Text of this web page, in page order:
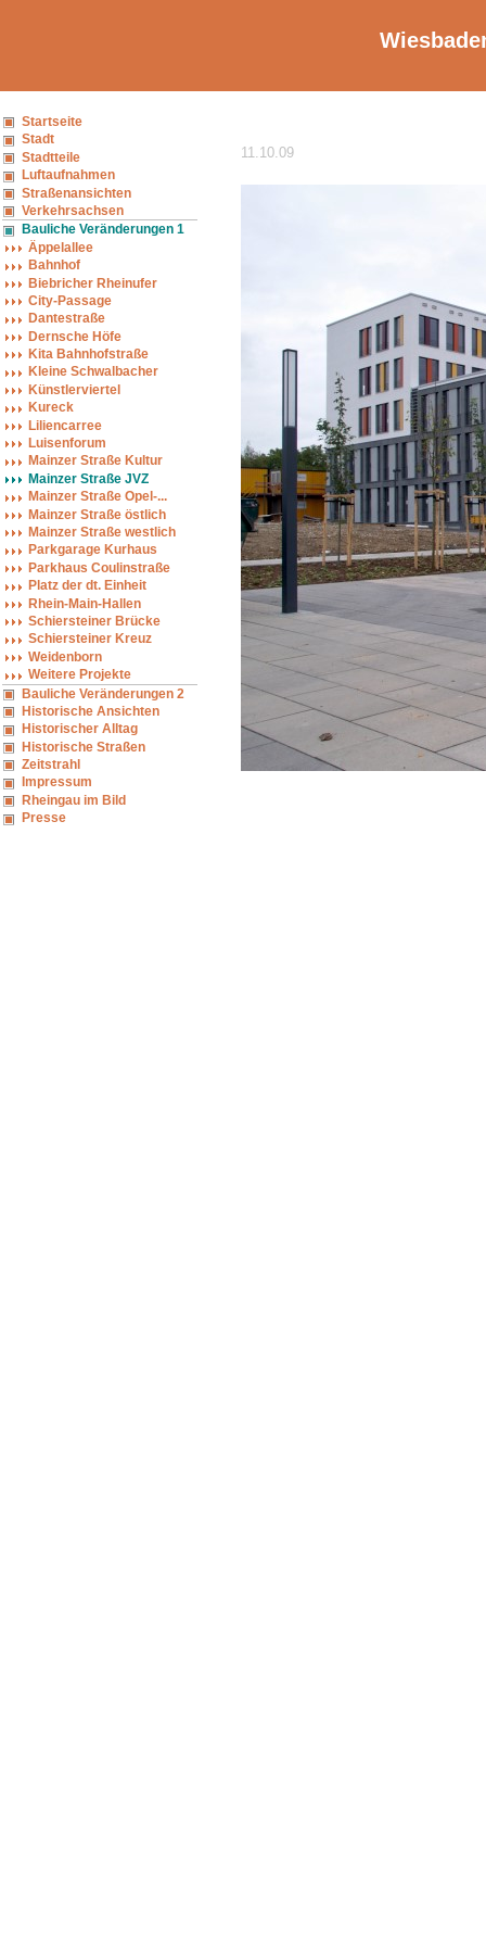
Startseite
Stadt
Stadtteile
Luftaufnahmen
Straßenansichten
Verkehrsachsen
Bauliche Veränderungen 1
Äppelallee
Bahnhof
Biebricher Rheinufer
City-Passage
Dantestraße
Dernsche Höfe
Kita Bahnhofstraße
Kleine Schwalbacher
Künstlerviertel
Kureck
Liliencarree
Luisenforum
Mainzer Straße Kultur
Mainzer Straße JVZ
Mainzer Straße Opel-...
Mainzer Straße östlich
Mainzer Straße westlich
Parkgarage Kurhaus
Parkhaus Coulinstraße
Platz der dt. Einheit
Rhein-Main-Hallen
Schiersteiner Brücke
Schiersteiner Kreuz
Weidenborn
Weitere Projekte
Bauliche Veränderungen 2
Historische Ansichten
Historischer Alltag
Historische Straßen
Zeitstrahl
Impressum
Rheingau im Bild
Presse
11.10.09